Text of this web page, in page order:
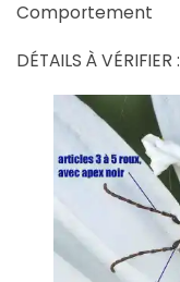
Comportement
DÉTAILS À VÉRIFIER :